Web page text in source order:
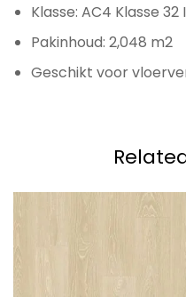
Klasse: AC4 Klasse
Pakinhoud: 2,048 m2
Geschikt voor